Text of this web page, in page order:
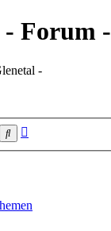
- Forum -
-
Suche